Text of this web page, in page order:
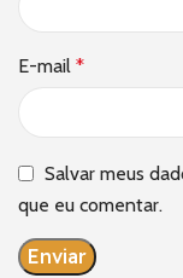
E-mail *
Salvar meus
que eu comentar.